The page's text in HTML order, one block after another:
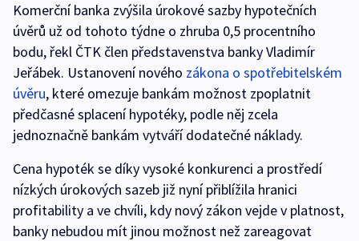
Komerční banka zvýšila úrokové sazby hypotečních
úvěrů už od tohoto týdne o zhruba 0,5 procentního
bodu, řekl ČTK člen představenstva banky Vladimír
Jeřábek. Ustanovení nového zákona o spotřebitelském
úvěru, které omezuje bankám možnost zpoplatnit
předčasné splacení hypotéky, podle něj zcela
jednoznačně bankám vytváří dodatečné náklady.
Cena hypoték se díky vysoké konkurenci a prostředí
nízkých úrokových sazeb již nyní přiblížila hranici
profitability a ve chvíli, kdy nový zákon vejde v platnost,
banky nebudou mít jinou možnost než zareagovat